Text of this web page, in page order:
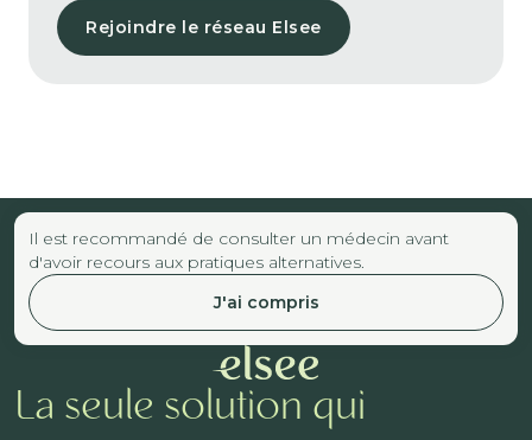
Rejoindre le réseau Elsee
Il est recommandé de consulter un médecin avant
d'avoir recours aux pratiques alternatives.
J'ai compris
La seule solution qui